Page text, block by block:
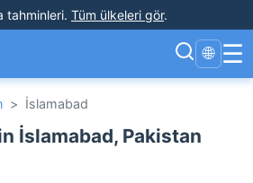
tahminleri. Tüm ülkeleri gör.
🌐 ☰
> İslamabad
İslamabad, Pakistan